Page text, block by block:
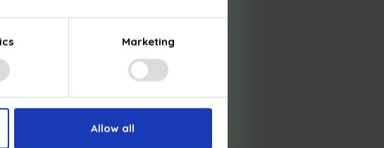
Marketing
Allow all